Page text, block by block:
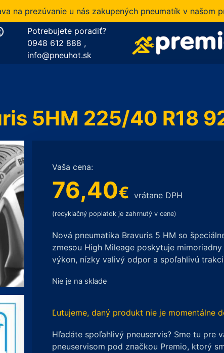
prezúvanie u nás zakupených pneumatík v našom
Potrebujete poradiť?
0948 612 888 ,
info@pneuhot.sk
5HM 225/40 R18
Vaša cena:
76,40€ vrátane DPH
(recyklačný poplatok je zahrnutý v cene)
Nová pneumatika Bravuris 5 HM so
zmesou High Mileage poskytuje
výkon, nízky valivý odpor a spoľahlivú
Nie je na sklade
Ľutujeme, daný produkt nie je momentálne
Hľadáte spoľahlivý pneuservis? Sme tu pre
pneuservisom pod značkou Premio, ktorý